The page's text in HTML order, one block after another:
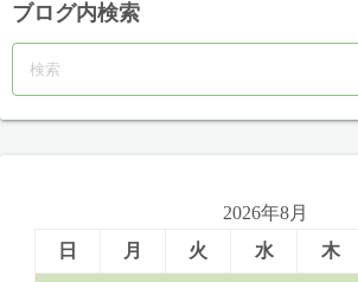
ブログ内検索
2026年8月
日
月 火 水 木